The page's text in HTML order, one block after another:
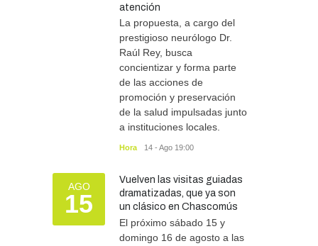
EDUCACIÓN
atención
La propuesta, a cargo del
prestigioso neurólogo Dr.
Raúl Rey, busca
concientizar y forma parte
de las acciones de
promoción y preservación
de la salud impulsadas junto
a instituciones locales.
Hora 14 - Ago 19:00
AGO
15
Vuelven las visitas guiadas
dramatizadas, que ya son
un clásico en Chascomús
El próximo sábado 15 y
domingo 16 de agosto a las